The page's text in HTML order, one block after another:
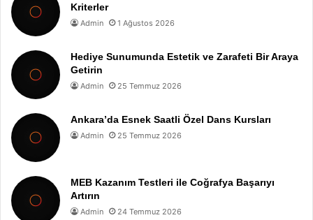
Kriterler
Admin 1 Ağustos 2026
Hediye Sunumunda Estetik ve Zarafeti Bir Araya
Getirin
Admin 25 Temmuz 2026
Ankara’da Esnek Saatli Özel Dans Kursları
Admin 25 Temmuz 2026
MEB Kazanım Testleri ile Coğrafya Başarıyı
Artırın
Admin 24 Temmuz 2026